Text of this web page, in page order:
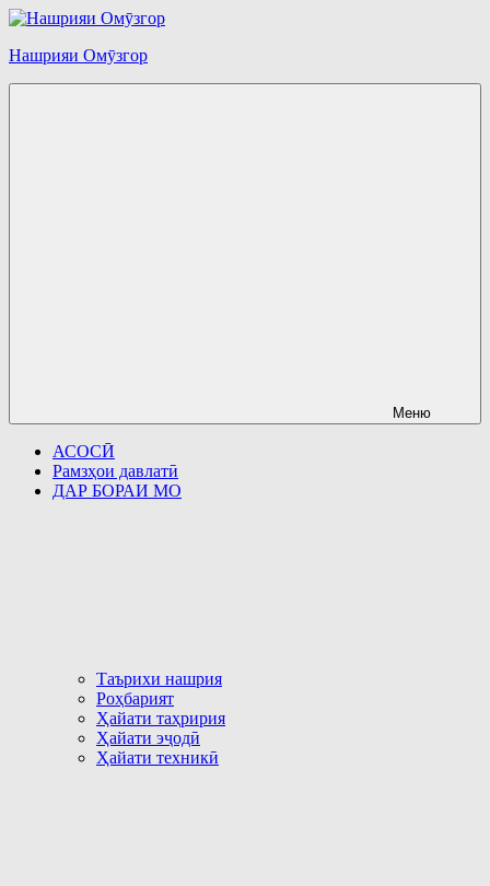
Перейти
содержимому
Нашрияи Омӯзгор
Меню
АСОСӢ
Рамзҳои давлатӣ
ДАР БОРАИ МО
Таърихи нашрия
Роҳбарият
Ҳайати таҳририя
Ҳайати эҷодӣ
Ҳайати техникӣ